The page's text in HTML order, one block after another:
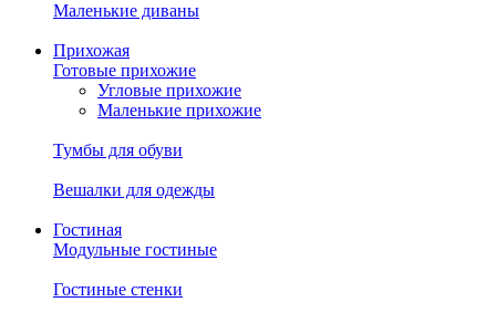
Маленькие диваны
Прихожая
Готовые прихожие
Угловые прихожие
Маленькие прихожие
Тумбы для обуви
Вешалки для одежды
Гостиная
Модульные гостиные
Гостиные стенки